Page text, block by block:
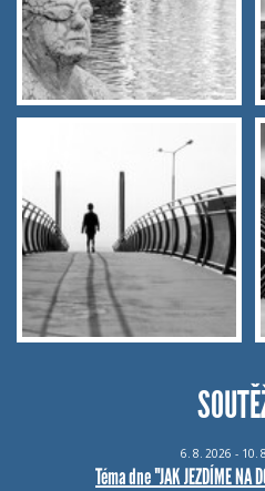
6. 8. 2026 - 10. 8.
Téma dne "JAK JEZDÍME NA